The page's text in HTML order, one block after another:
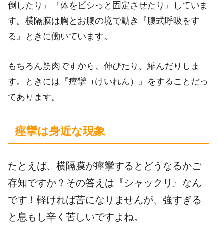
倒したり』『体をピシっと固定させたり』していま
す。横隔膜は胸とお腹の境で動き『腹式呼吸をす
る』ときに働いています。
もちろん筋肉ですから、伸びたり、縮んだりしま
す。ときには『痙攣（けいれん）』をすることだっ
てあります。
痙攣は身近な現象
たとえば、横隔膜が痙攣するとどうなるかご
存知ですか？その答えは『シャックリ』なん
です！軽ければ苦になりませんが、強すぎる
と息もし辛く苦しいですよね。